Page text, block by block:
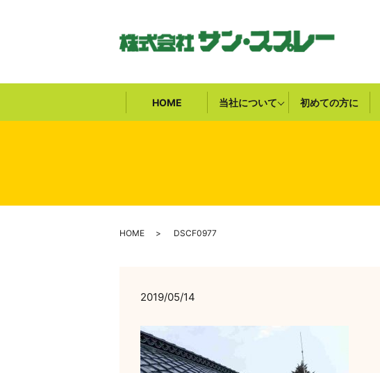
HOME 当社について 初めての方に
HOME DSCF0977
2019/05/14